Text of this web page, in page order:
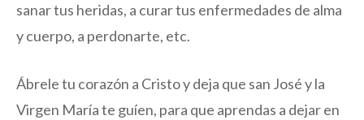
sanar tus heridas, a curar tus enfermedades de alma
y cuerpo, a perdonarte, etc.
Ábrele tu corazón a Cristo y deja que san José y la
Virgen María te guíen, para que aprendas a dejar en